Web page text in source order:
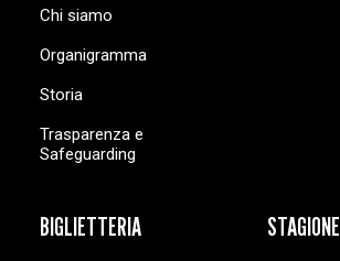
Chi siamo
Organigramma
Storia
Trasparenza e
Safeguarding
BIGLIETTERIA STAGIONE